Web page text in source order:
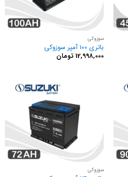
سوزوکی
باتری 100 آمپر سوزوکی
12,998,000 تومان
سوزوکی